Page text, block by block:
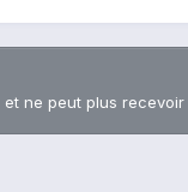
ne peut plus